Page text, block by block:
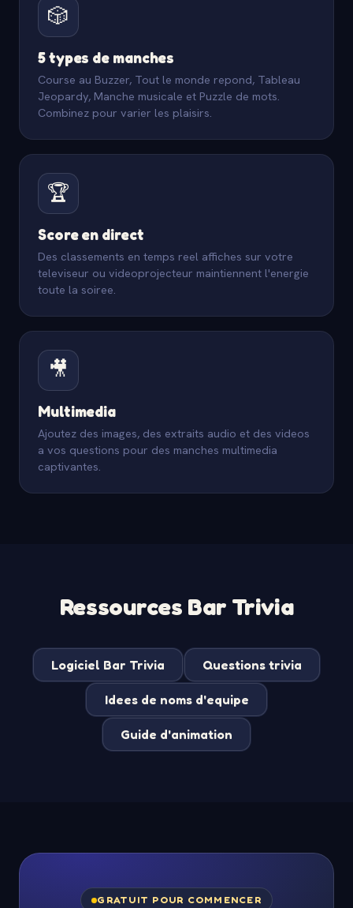
🎲
5 types de manches
Course au Buzzer, Tout le monde repond, Tableau
Jeopardy, Manche musicale et Puzzle de mots.
Combinez pour varier les plaisirs.
🏆
Score en direct
Des classements en temps reel affiches sur votre
televiseur ou videoprojecteur maintiennent l'energie
toute la soiree.
🎥
Multimedia
Ajoutez des images, des extraits audio et des videos
a vos questions pour des manches multimedia
captivantes.
Ressources Bar Trivia
Logiciel Bar Trivia Questions trivia
Idees de noms d'equipe
Guide d'animation
GRATUIT POUR COMMENCER